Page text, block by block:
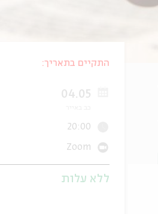
התקיים בתאריך:
04.05
20:00
Zoom
ללא עלות